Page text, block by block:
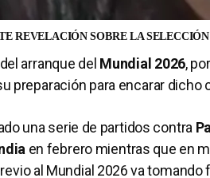
REVELACIÓN SOBRE LA
arranque del Mundial 2026,
preparación para encarar
una serie de partidos contra
en febrero mientras que en
al Mundial 2026 va